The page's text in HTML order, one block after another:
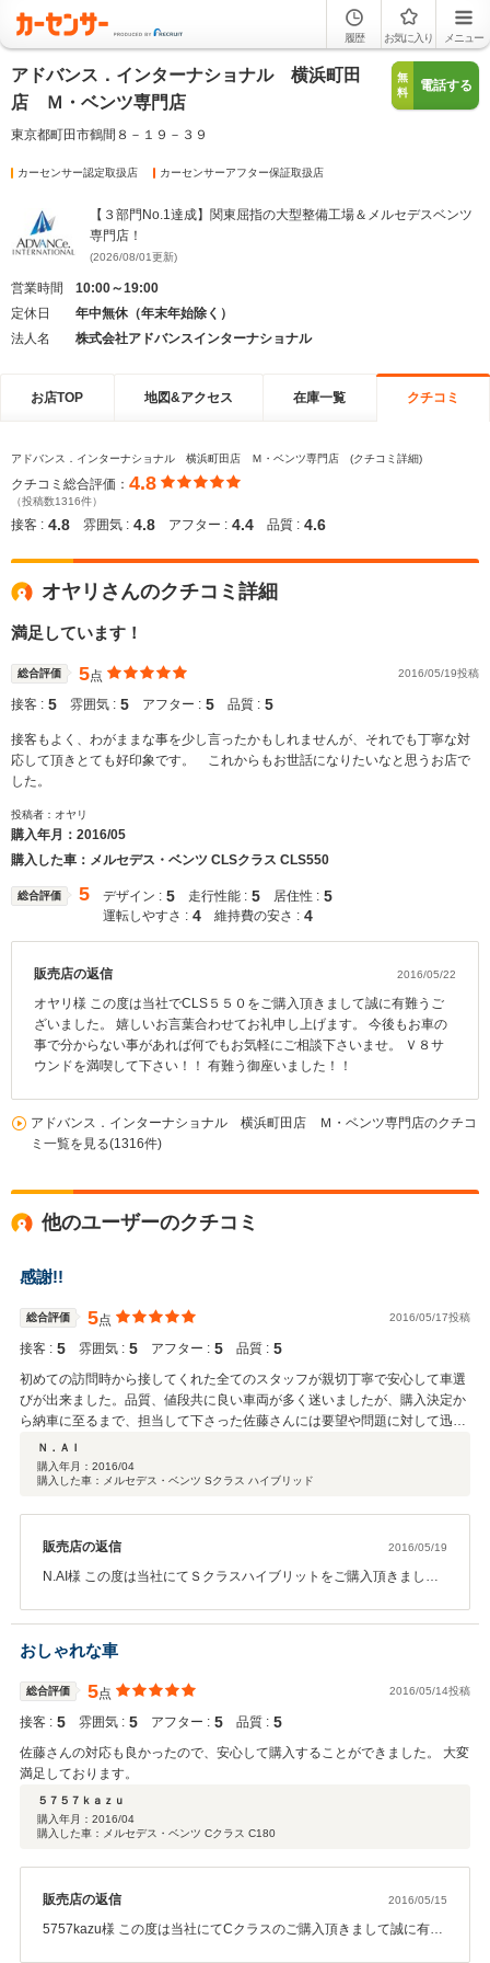
履歴 お気に入り メニュー
アドバンス．インターナショナル 横浜町田
店 Ｍ・ベンツ専門店
東京都町田市鶴間８－１９－３９
無
料
電話する
カーセンサー認定取扱店 カーセンサーアフター保証取扱店
【３部門No.1達成】関東屈指の大型整備工場＆メルセデスベンツ
専門店！
(2026/08/01更新)
営業時間
10:00～19:00
定休日
年中無休（年末年始除く）
法人名
株式会社アドバンスインターナショナル
お店TOP 地図&アクセス 在庫一覧 クチコミ
アドバンス．インターナショナル 横浜町田店 Ｍ・ベンツ専門店 (クチコミ詳細)
クチコミ総合評価： 4.8
（投稿数1316件）
接客 : 4.8 雰囲気 : 4.8 アフター : 4.4 品質 : 4.6
オヤリさんのクチコミ詳細
満足しています！
総合評価 5点 2016/05/19投稿
接客 : 5 雰囲気 : 5 アフター : 5 品質 : 5
接客もよく、わがままな事を少し言ったかもしれませんが、それでも丁寧な対
応して頂きとても好印象です。 これからもお世話になりたいなと思うお店で
した。
投稿者：オヤリ
購入年月： 2016/05
購入した車：メルセデス・ベンツ CLSクラス CLS550
総合評価 5 デザイン : 5 走行性能 : 5 居住性 : 5
運転しやすさ : 4 維持費の安さ : 4
販売店の返信 2016/05/22
オヤリ様 この度は当社でCLS５５０をご購入頂きまして誠に有難うご
ざいました。 嬉しいお言葉合わせてお礼申し上げます。 今後もお車の
事で分からない事があれば何でもお気軽にご相談下さいませ。 Ｖ８サ
ウンドを満喫して下さい！！ 有難う御座いました！！
アドバンス．インターナショナル 横浜町田店 Ｍ・ベンツ専門店のクチコ
ミ一覧を見る(1316件)
他のユーザーのクチコミ
感謝!!
総合評価 5点 2016/05/17投稿
接客 : 5 雰囲気 : 5 アフター : 5 品質 : 5
初めての訪問時から接してくれた全てのスタッフが親切丁寧で安心して車選
びが出来ました。品質、値段共に良い車両が多く迷いましたが、購入決定か
ら納車に至るまで、担当して下さった佐藤さんには要望や問題に対して迅速
かつ丁寧に対応して頂き感謝しております。
Ｎ．ＡＩ
購入年月： 2016/04
購入した車：メルセデス・ベンツ Sクラス ハイブリッド
販売店の返信 2016/05/19
N.AI様 この度は当社にてＳクラスハイブリットをご購入頂きまして
いませんでした。 お待ち頂く際もご理解頂き合わせてお礼申し上げ
ます。 今後も何かあればお気軽にご相談下さいませ。 是非メルセデ
スライフを満喫して頂ければ幸いで御座います。
おしゃれな車
総合評価 5点 2016/05/14投稿
接客 : 5 雰囲気 : 5 アフター : 5 品質 : 5
佐藤さんの対応も良かったので、安心して購入することができました。 大変
満足しております。
５７５７ｋａｚｕ
購入年月： 2016/04
購入した車：メルセデス・ベンツ Cクラス C180
販売店の返信 2016/05/15
5757kazu様 この度は当社にてCクラスのご購入頂きまして誠に有難